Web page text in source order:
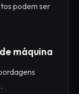
podem ser
máquina